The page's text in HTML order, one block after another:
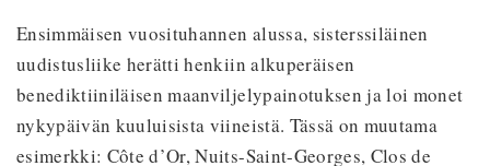
Ensimmäisen vuosituhannen alussa, sisterssiläinen
uudistusliike herätti henkiin alkuperäisen
benediktiiniläisen maanviljelypainotuksen ja loi monet
nykypäivän kuuluisista viineistä. Tässä on muutama
esimerkki: Côte d’Or, Nuits-Saint-Georges, Clos de